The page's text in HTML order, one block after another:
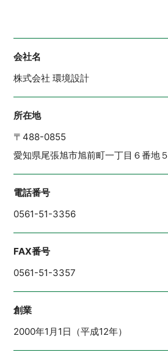
会社名
株式会社 環境設計
所在地
〒488-0855
愛知県尾張旭市旭前町一丁目６番地５
電話番号
0561-51-3356
FAX番号
0561-51-3357
創業
2000年1月1日（平成12年）